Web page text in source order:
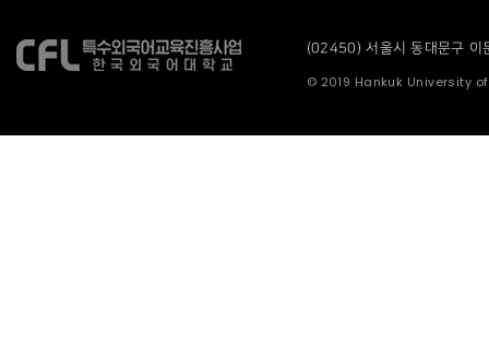
(02450) 서울시 동대문구
© 2019 Hankuk University